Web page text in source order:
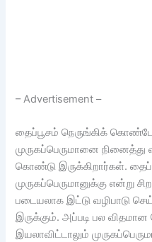
– Advertisement –
தைப்பூசம் நெருங்கிக் கொண்டே
முருகப்பெருமானை நினைத்து
கொண்டு இருக்கிறார்கள்.
முருகப்பெருமானுக்கு என்று
படையலாக இட்டு வழிபாடு
இருக்கும். அப்படி பல
இயலாவிட்டாலும்